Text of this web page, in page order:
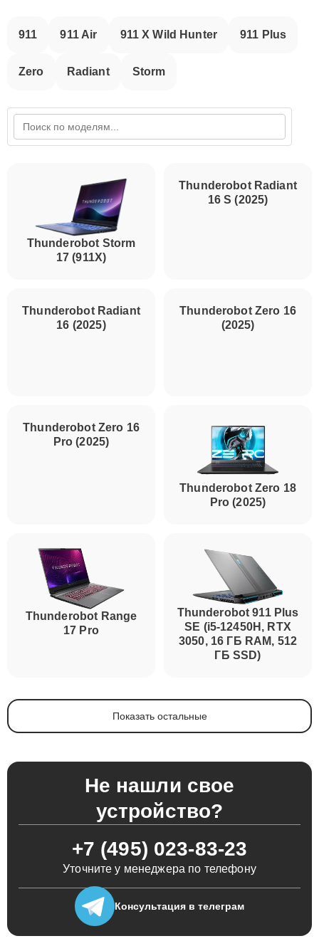
911 911 Air 911 X Wild Hunter 911 Plus
Zero Radiant Storm
Thunderobot Storm
17 (911X)
Thunderobot Zero 18
Thunderobot Range
Thunderobot 911 Plus
SE (i5-12450H, RTX
3050, 16 ГБ RAM, 512
Показать остальные
Не нашли свое
устройство?
+7 (495) 023-83-23